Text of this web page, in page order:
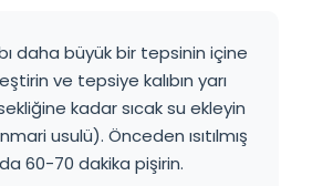
daha büyük bir tepsinin içine
ve tepsiye kalıbın yarı
kadar sıcak su ekleyin
usulü). Önceden ısıtılmış
60-70 dakika pişirin.